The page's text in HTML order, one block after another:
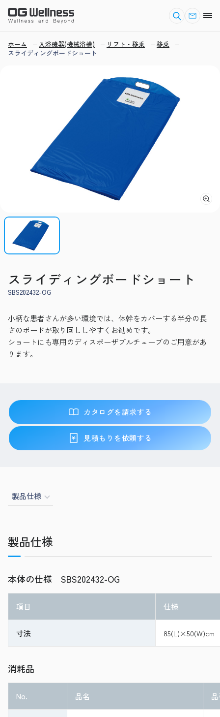
ホーム 入浴機器(機械浴槽) リフト・移乗
移乗
スライディングボードショート
スライディングボードショート
SBS202432-OG
小柄な患者さんが多い環境では、体幹をカバーする半分の長
さのボードが取り回ししやすくお勧めです。
ショートにも専用のディスポーザブルチューブのご用意があ
ります。
カタログを請求する
見積もりを依頼する
製品仕様
製品仕様
本体の仕様 SBS202432-OG
項目 仕様
寸法 85(L)×50(W)cm
消耗品
No. 品名